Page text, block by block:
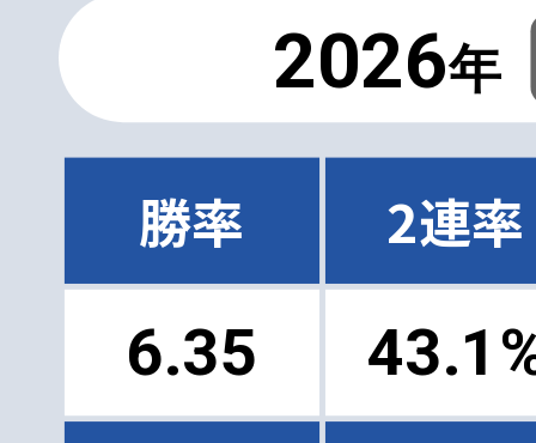
2026年
勝率 2連率
6.35 43.1